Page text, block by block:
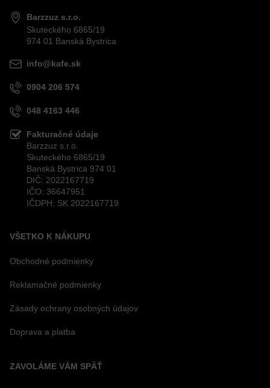
Odoslať
Barzzuz s.r.o.
Skuteckého 6865/19
974 01 Banská Bystrica
info@kafe.sk
0904 206 574
048 4163 446
Fakturačné údaje
Barzzuz s.r.o.
Skuteckého 6865/19
Banská Bystrica 974 01
DIČ: 2022167719
IČO: 36647951
IČDPH: SK 2022167719
VŠETKO K NÁKUPU
Obchodné podmienky
Reklamačné podmienky
Zásady ochrany osobných údajov
Doprava a platba
ZAVOLÁME VÁM SPÄŤ